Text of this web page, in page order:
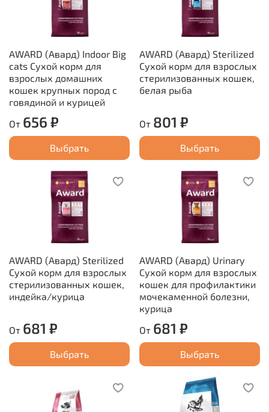
AWARD (Авард) Indoor Big
cats Сухой корм для
взрослых домашних
кошек крупных пород с
говядиной и курицей
От 656 ₽
Выбрать
AWARD (Авард) Sterilized
Сухой корм для взрослых
стерилизованных кошек,
белая рыба
От 801 ₽
Выбрать
AWARD (Авард) Sterilized
Сухой корм для взрослых
стерилизованных кошек,
индейка/курица
От 681 ₽
Выбрать
AWARD (Авард) Urinary
Сухой корм для взрослых
кошек для профилактики
мочекаменной болезни,
курица
От 681 ₽
Выбрать